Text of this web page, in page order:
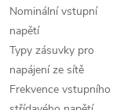
Nominální vstupní
napětí
Typy zásuvky pro
napájení ze sítě
Frekvence vstupního